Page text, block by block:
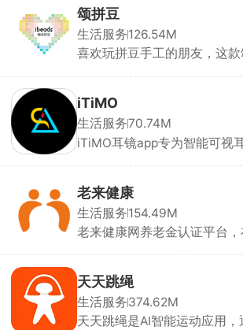
作，还有人脸识别和定位防作
广延保拿提成，还能在线培训
京东上门服务的专用工具。
颂拼豆
生活服务126.54M
喜欢玩拼豆手工的朋友，这款
准色号，直接算出每种颜色豆
少颗。手里豆子颜色不够能直
近色彩、一键替换缺的色号，
颜色高亮模式，做手工的时
iTiMO
生活服务70.74M
iTiMO耳镜app专为智能可视
高清预览来自耳镜微型摄像头
软件不仅能满足日常居家耳道
需求，更可便捷地用于耳鼻口
精细化检查。
老来健康
生活服务154.49M
老来健康网养老金认证平台，
老金申请效率，无需亲自前往
构，在手机上就能领取养老金
社保待遇时的方便与安全。
天天跳绳
生活服务374.62M
天天跳绳是AI智能运动应用，